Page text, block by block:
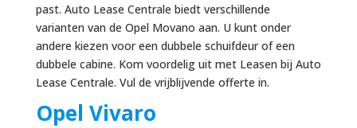
past. Auto Lease Centrale biedt verschillende
varianten van de Opel Movano aan. U kunt onder
andere kiezen voor een dubbele schuifdeur of een
dubbele cabine. Kom voordelig uit met Leasen bij Auto
Lease Centrale. Vul de vrijblijvende offerte in.
Opel Vivaro